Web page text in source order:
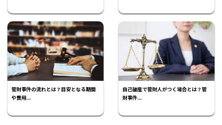
管財事件の流れとは？目安となる期間
や費用...
自己破産で管財人がつく場合とは？管
財事件...